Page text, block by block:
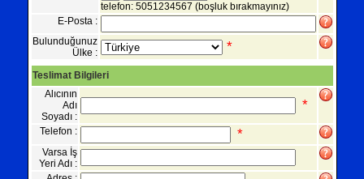
telefon: 5051234567 (boşluk bırakmayınız)
E-Posta :
Bulunduğunuz
Ülke :
*
Teslimat Bilgileri
Alıcının
Adı
Soyadı :
*
Telefon : *
Varsa İş
Yeri Adı :